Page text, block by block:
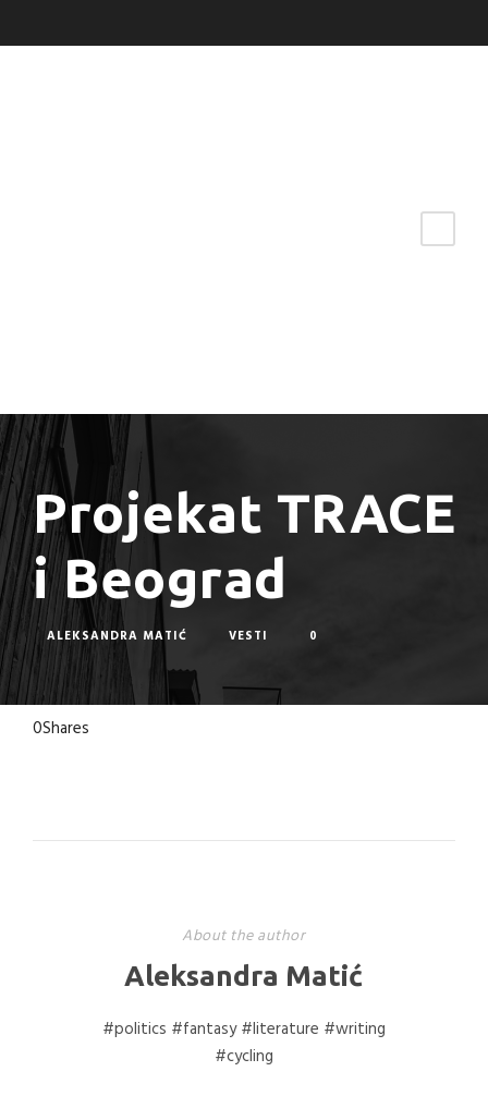
Projekat TRACE
i Beograd
ALEKSANDRA MATIĆ VESTI 0
0Shares
About the author
Aleksandra Matić
#politics #fantasy #literature #writing
#cycling